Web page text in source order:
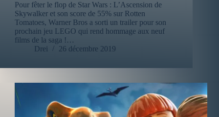
Pour fêter le flop de Star Wars : L’Ascension de
Skywalker et son score de 55% sur Rotten
Tomatoes, Warner Bros a sorti un trailer pour son
prochain jeu LEGO qui rend hommage aux neuf
films de la saga !…
Drei
26 décembre 2019